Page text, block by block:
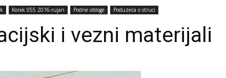
Korak 055 2016-rujan Podne obloge Poduzeća o struci
i vezni materijali